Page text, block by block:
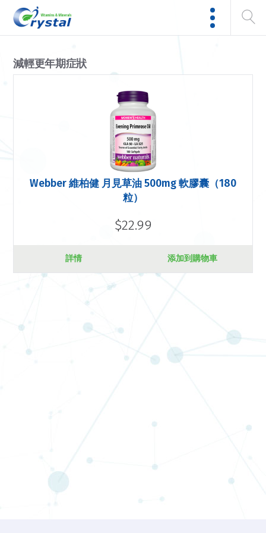
減輕更年期症狀
Webber 維柏健 月見草油 500mg 軟膠囊（180
粒）
$22.99
詳情 添加到購物車